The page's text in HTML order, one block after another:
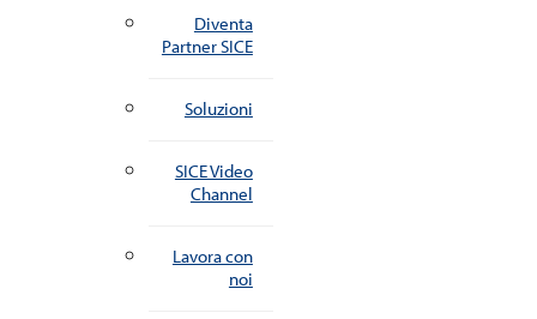
Diventa
Partner SICE
Soluzioni
SICE Video
Channel
Lavora con
noi